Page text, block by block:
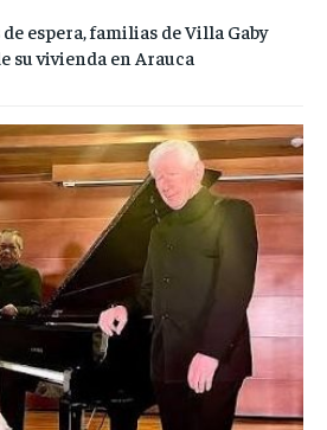
espera, familias de Villa Gaby
su vivienda en Arauca